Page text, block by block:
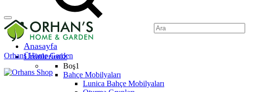
Anasayfa
Ürünlerimiz
Boş1
Bahçe Mobilyaları
Lunica Bahçe Mobilyaları
Orhans Home Garden